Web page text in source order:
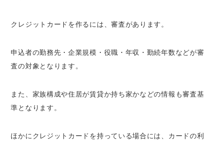
クレジットカードを作るには、審査があります。
申込者の勤務先・企業規模・役職・年収・勤続年数などが審
査の対象となります。
また、家族構成や住居が賃貸か持ち家かなどの情報も審査基
準となります。
ほかにクレジットカードを持っている場合には、カードの利